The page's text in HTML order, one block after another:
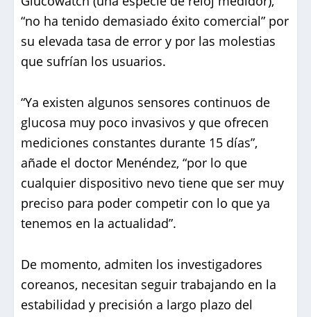
“no ha tenido demasiado éxito comercial” por
su elevada tasa de error y por las molestias
que sufrían los usuarios.
“Ya existen algunos sensores continuos de
glucosa muy poco invasivos y que ofrecen
mediciones constantes durante 15 días”,
añade el doctor Menéndez, “por lo que
cualquier dispositivo nevo tiene que ser muy
preciso para poder competir con lo que ya
tenemos en la actualidad”.
De momento, admiten los investigadores
coreanos, necesitan seguir trabajando en la
estabilidad y precisión a largo plazo del